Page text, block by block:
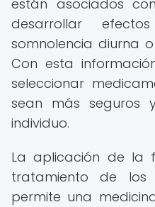
están asociados
desarrollar
somnolencia diurna
Con esta
seleccionar
sean más seguros
individuo.
La aplicación de la
tratamiento de los
permite una